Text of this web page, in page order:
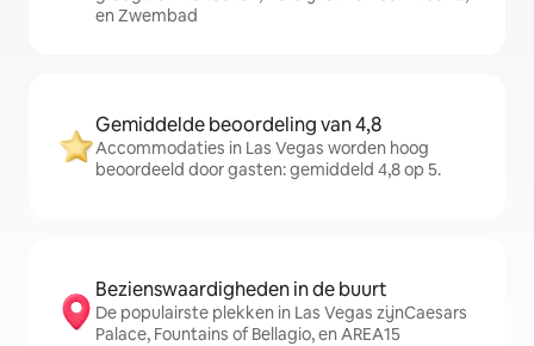
en Zwembad
Gemiddelde beoordeling van 4,8
Accommodaties in Las Vegas worden hoog
beoordeeld door gasten: gemiddeld 4,8 op 5.
Bezienswaardigheden in de buurt
De populairste plekken in Las Vegas zijnCaesars
Palace, Fountains of Bellagio, en AREA15